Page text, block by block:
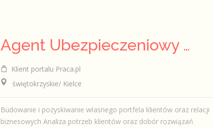
Agent Ubezpieczeniowy / Agentka Ubezpieczeniowa
Klient portalu Praca.pl
świętokrzyskie/ Kielce
Budowanie i pozyskiwanie własnego portfela klientów oraz relacji
biznesowych Analiza potrzeb klientów oraz dobór rozwiązań